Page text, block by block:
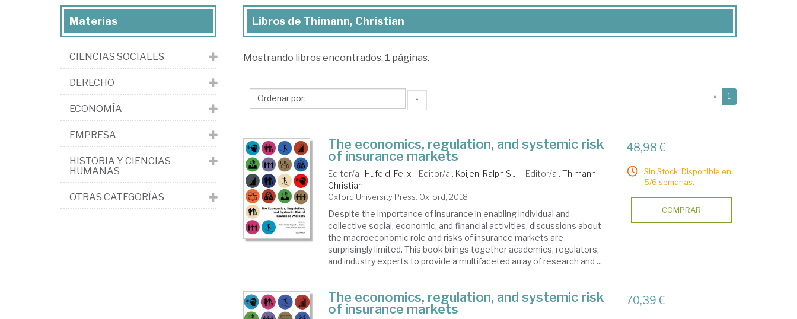
Libros
Thimann,
Libros de Thimann, Christian
Mostrando libros encontrados. 1 páginas.
↑ « 1
The economics, regulation, and systemic risk
of insurance markets
Editor/a . Hufeld, Felix Editor/a . Koijen, Ralph S.J. Editor/a .Thimann,
Christian
Oxford University Press. Oxford, 2018
Despite the importance of insurance in enabling individual and
collective social, economic, and financial activities, discussions about
the macroeconomic role and risks of insurance markets are
surprisingly limited. This book brings together academics, regulators,
and industry experts to provide a multifaceted array of research and ...
48,98 €
Sin Stock. Disponible en
5/6 semanas.
COMPRAR
The economics, regulation, and systemic risk
of insurance markets
70,39 €
Materias
CIENCIAS SOCIALES
DERECHO
ECONOMÍA
EMPRESA
HISTORIA Y CIENCIAS
HUMANAS
OTRAS CATEGORÍAS